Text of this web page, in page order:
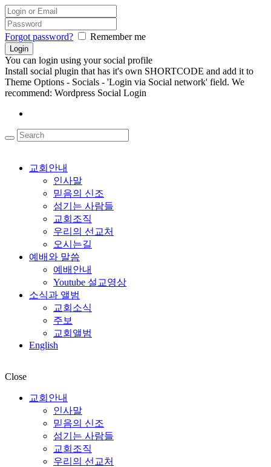
Forgot password? Remember me
You can login using your social profile
Install social plugin that has it's own SHORTCODE and add it to
Theme Options - Socials - 'Login via Social network' field. We
recommend: Wordpress Social Login
교회안내
인사말
믿음의 신조
섬기는 사람들
교회조직
우리의 선교처
오시는길
예배와 말씀
예배안내
Youtube 설교영상
소식과 앨범
교회소식
주보
교회앨범
English
Close
교회안내
인사말
믿음의 신조
섬기는 사람들
교회조직
우리의 선교처